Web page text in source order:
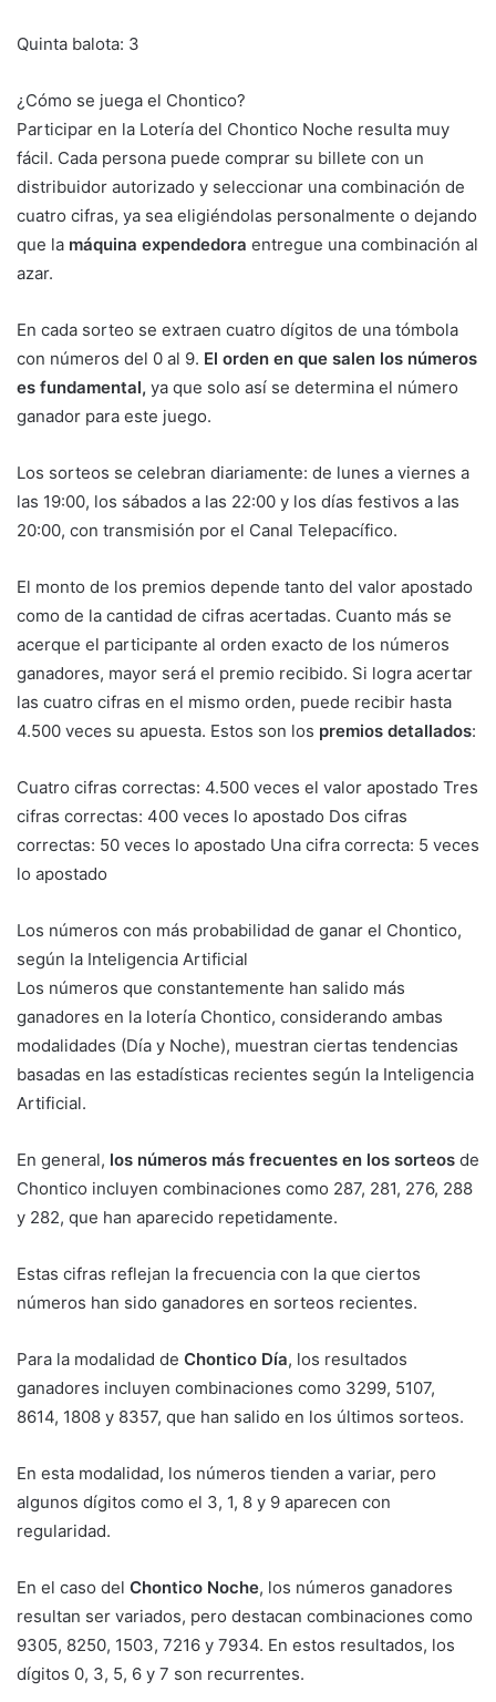
Quinta balota: 3
¿Cómo se juega el Chontico?
Participar en la Lotería del Chontico Noche resulta muy
fácil. Cada persona puede comprar su billete con un
distribuidor autorizado y seleccionar una combinación de
cuatro cifras, ya sea eligiéndolas personalmente o dejando
que la máquina expendedora entregue una combinación al
azar.
En cada sorteo se extraen cuatro dígitos de una tómbola
con números del 0 al 9. El orden en que salen los números
es fundamental, ya que solo así se determina el número
ganador para este juego.
Los sorteos se celebran diariamente: de lunes a viernes a
las 19:00, los sábados a las 22:00 y los días festivos a las
20:00, con transmisión por el Canal Telepacífico.
El monto de los premios depende tanto del valor apostado
como de la cantidad de cifras acertadas. Cuanto más se
acerque el participante al orden exacto de los números
ganadores, mayor será el premio recibido. Si logra acertar
las cuatro cifras en el mismo orden, puede recibir hasta
4.500 veces su apuesta. Estos son los premios detallados:
Cuatro cifras correctas: 4.500 veces el valor apostado Tres
cifras correctas: 400 veces lo apostado Dos cifras
correctas: 50 veces lo apostado Una cifra correcta: 5 veces
lo apostado
Los números con más probabilidad de ganar el Chontico,
según la Inteligencia Artificial
Los números que constantemente han salido más
ganadores en la lotería Chontico, considerando ambas
modalidades (Día y Noche), muestran ciertas tendencias
basadas en las estadísticas recientes según la Inteligencia
Artificial.
En general, los números más frecuentes en los sorteos de
Chontico incluyen combinaciones como 287, 281, 276, 288
y 282, que han aparecido repetidamente.
Estas cifras reflejan la frecuencia con la que ciertos
números han sido ganadores en sorteos recientes.
Para la modalidad de Chontico Día, los resultados
ganadores incluyen combinaciones como 3299, 5107,
8614, 1808 y 8357, que han salido en los últimos sorteos.
En esta modalidad, los números tienden a variar, pero
algunos dígitos como el 3, 1, 8 y 9 aparecen con
regularidad.
En el caso del Chontico Noche, los números ganadores
resultan ser variados, pero destacan combinaciones como
9305, 8250, 1503, 7216 y 7934. En estos resultados, los
dígitos 0, 3, 5, 6 y 7 son recurrentes.